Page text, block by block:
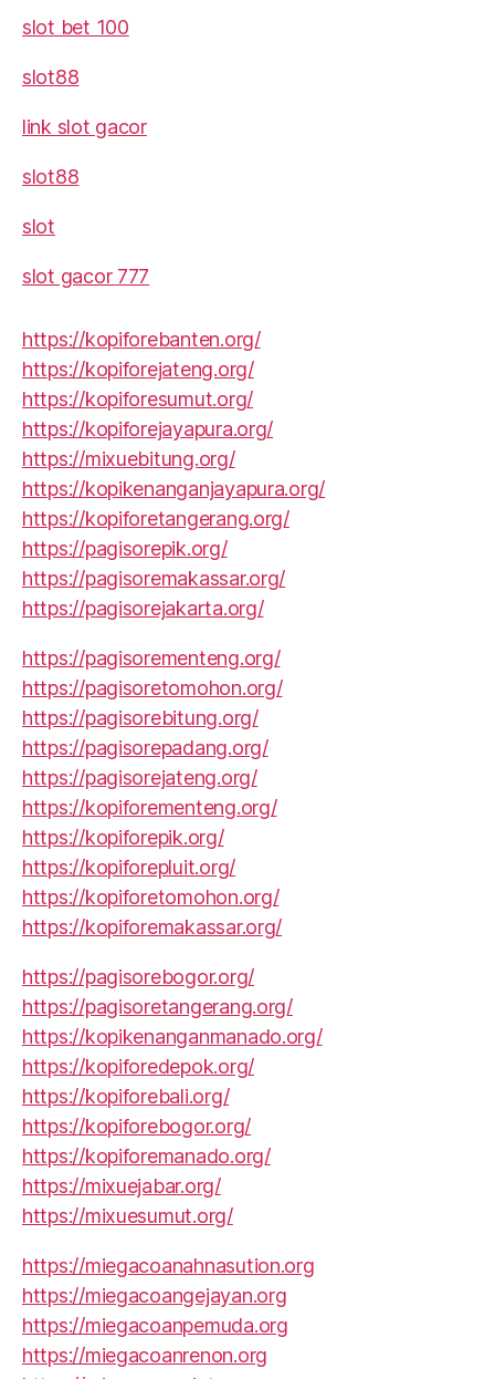
slot bet 100
slot88
link slot gacor
slot88
slot
slot gacor 777
https://kopiforebanten.org/
https://kopiforejateng.org/
https://kopiforesumut.org/
https://kopiforejayapura.org/
https://mixuebitung.org/
https://kopikenanganjayapura.org/
https://kopiforetangerang.org/
https://pagisorepik.org/
https://pagisoremakassar.org/
https://pagisorejakarta.org/
https://pagisorementeng.org/
https://pagisoretomohon.org/
https://pagisorebitung.org/
https://pagisorepadang.org/
https://pagisorejateng.org/
https://kopiforementeng.org/
https://kopiforepik.org/
https://kopiforepluit.org/
https://kopiforetomohon.org/
https://kopiforemakassar.org/
https://pagisorebogor.org/
https://pagisoretangerang.org/
https://kopikenanganmanado.org/
https://kopiforedepok.org/
https://kopiforebali.org/
https://kopiforebogor.org/
https://kopiforemanado.org/
https://mixuejabar.org/
https://mixuesumut.org/
https://miegacoanahnasution.org
https://miegacoangejayan.org
https://miegacoanpemuda.org
https://miegacoanrenon.org